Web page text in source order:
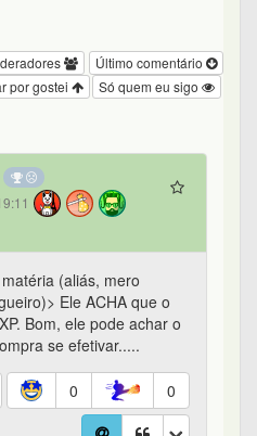
Último comentário
Só quem eu sigo
por gostei
(aliás, mero
Ele ACHA que o
Bom, ele pode achar o
se efetivar.....
0 0